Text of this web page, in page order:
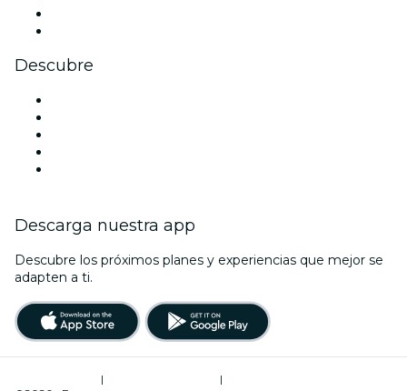
Descubre
Descarga nuestra app
Descubre los próximos planes y experiencias que mejor se
adapten a ti.
| |